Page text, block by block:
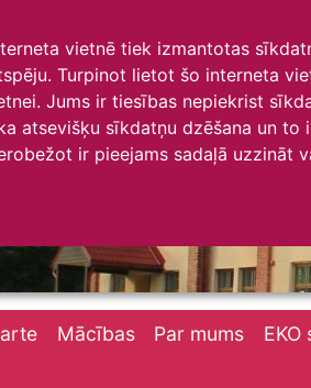
vietnē tiek izmantotas
Turpinot lietot šo interneta
Jums ir tiesības nepiekrist
atsevišķu sīkdatņu dzēšana un
ir pieejams sadaļā uzzināt
skola
Mācības Par mums EKO